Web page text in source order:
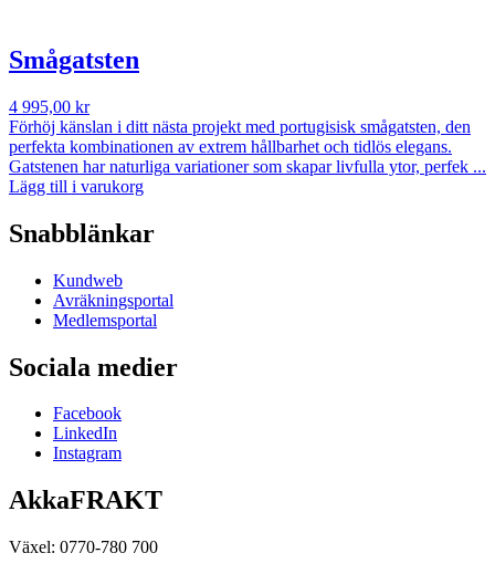
Smågatsten
4 995,00 kr
Förhöj känslan i ditt nästa projekt med portugisisk smågatsten, den
perfekta kombinationen av extrem hållbarhet och tidlös elegans.
Gatstenen har naturliga variationer som skapar livfulla ytor, perfek ...
Lägg till i varukorg
Snabblänkar
Kundweb
Avräkningsportal
Medlemsportal
Sociala medier
Facebook
LinkedIn
Instagram
AkkaFRAKT
Växel: 0770-780 700